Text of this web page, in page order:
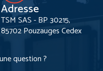
Adresse
TSM SAS - BP 30215,
85702 Pouzauges Cedex
question ?